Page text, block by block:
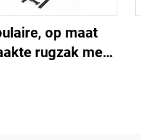
op maat
rugzak met